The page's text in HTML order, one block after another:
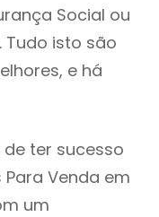
Social ou
Tudo isto são
e há
ter sucesso
Venda em
um